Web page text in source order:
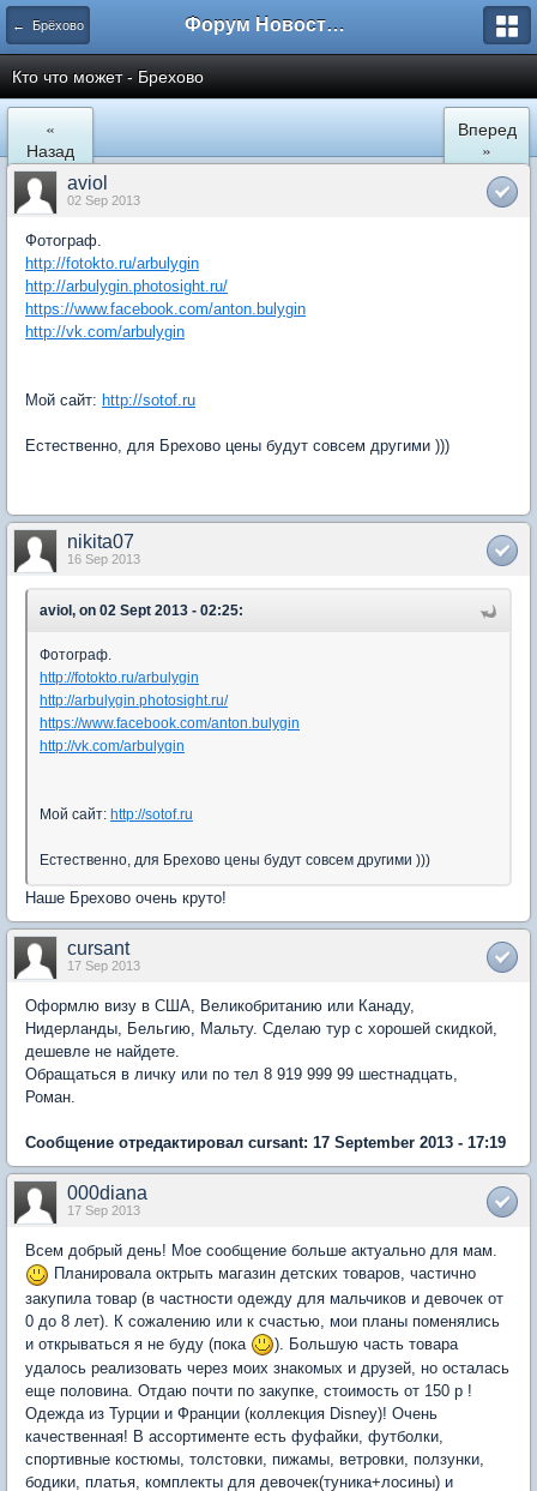
← Брёхово Форум Новостройки
Кто что может - Брехово
«
Назад
Вперед
»
aviol
02 Sep 2013
Фотограф.
http://fotokto.ru/arbulygin
http://arbulygin.photosight.ru/
https://www.facebook.com/anton.bulygin
http://vk.com/arbulygin
Мой сайт: http://sotof.ru
Естественно, для Брехово цены будут совсем другими )))
nikita07
16 Sep 2013
aviol, on 02 Sept 2013 - 02:25:
Фотограф.
http://fotokto.ru/arbulygin
http://arbulygin.photosight.ru/
https://www.facebook.com/anton.bulygin
http://vk.com/arbulygin
Мой сайт: http://sotof.ru
Естественно, для Брехово цены будут совсем другими )))
Наше Брехово очень круто!
cursant
17 Sep 2013
Оформлю визу в США, Великобританию или Канаду,
Нидерланды, Бельгию, Мальту. Сделаю тур с хорошей скидкой,
дешевле не найдете.
Обращаться в личку или по тел 8 919 999 99 шестнадцать,
Роман.
Сообщение отредактировал cursant: 17 September 2013 - 17:19
000diana
17 Sep 2013
Всем добрый день! Мое сообщение больше актуально для мам.
Планировала октрыть магазин детских товаров, частично
закупила товар (в частности одежду для мальчиков и девочек от
0 до 8 лет). К сожалению или к счастью, мои планы поменялись
и открываться я не буду (пока
). Большую часть товара
удалось реализовать через моих знакомых и друзей, но осталась
еще половина. Отдаю почти по закупке, стоимость от 150 р !
Одежда из Турции и Франции (коллекция Disney)! Очень
качественная! В ассортименте есть фуфайки, футболки,
спортивные костюмы, толстовки, пижамы, ветровки, ползунки,
бодики, платья, комплекты для девочек(туника+лосины) и